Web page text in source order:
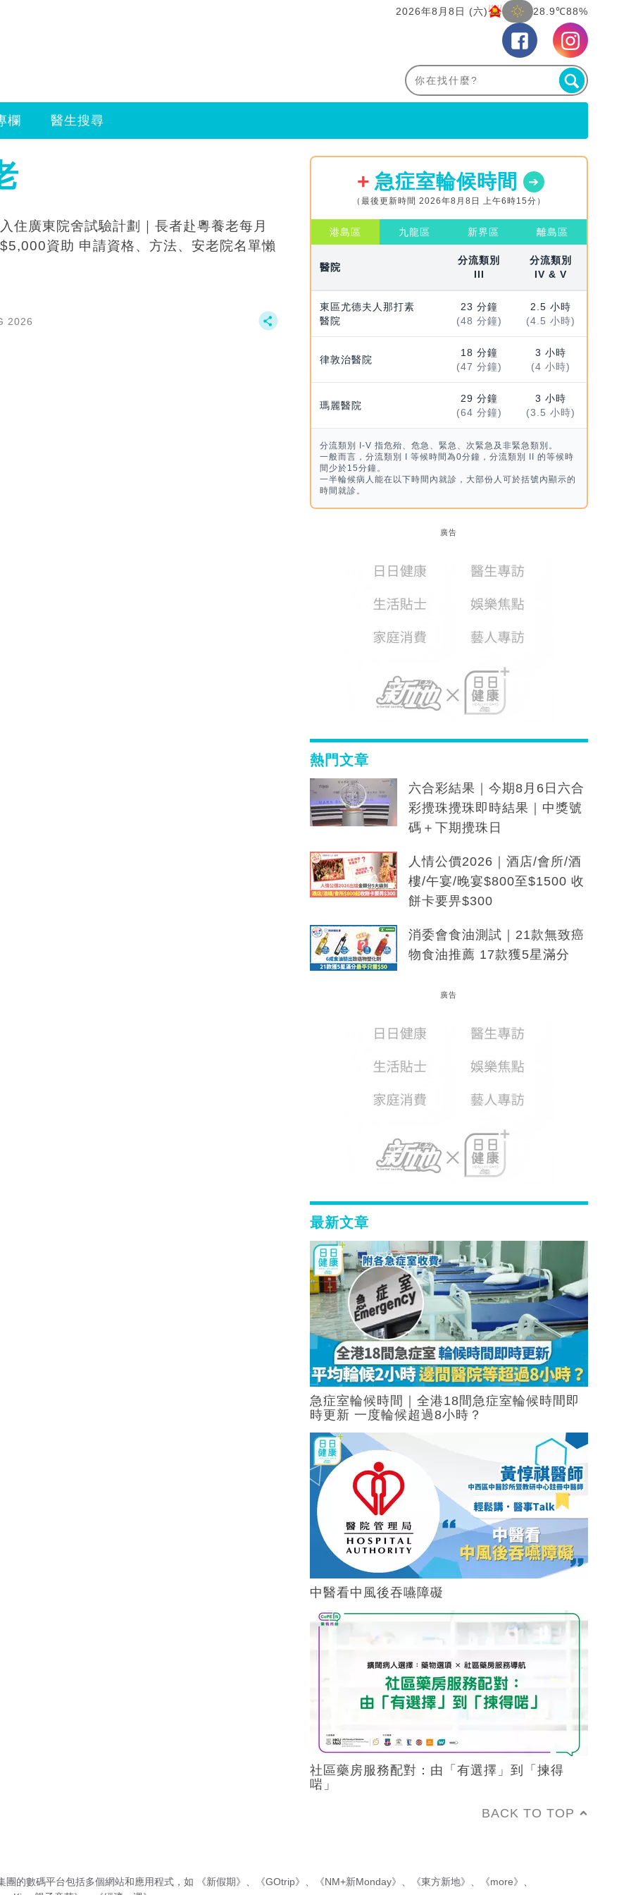
2026年8月8日 (六) 28.9℃88%
欄 醫生搜尋
住廣東院舍試驗計劃｜長者赴粵養老每月
資助 申請資格、方法、安老院名單懶
2026
急症室輪候時間
（最後更新時間 2026年8月8日 上午6時15分）
港島區 九龍區 新界區 離島區
醫院
分流類別
III
分流類別
IV & V
東區尤德夫人那打素
醫院
23 分鐘
(48 分鐘)
2.5 小時
(4.5 小時)
律敦治醫院
18 分鐘
(47 分鐘)
3 小時
(4 小時)
瑪麗醫院
29 分鐘
(64 分鐘)
3 小時
(3.5 小時)
分流類別 I-V 指危殆、危急、緊急、次緊急及非緊急類別。
一般而言，分流類別 I 等候時間為0分鐘，分流類別 II 的等候時
間少於15分鐘。
一半輪候病人能在以下時間內就診，大部份人可於括號內顯示的
時間就診。
廣告
熱門文章
六合彩結果｜今期8月6日六合
彩攪珠攪珠即時結果｜中獎號
碼＋下期攪珠日
人情公價2026｜酒店/會所/酒
樓/午宴/晚宴$800至$1500 收
餅卡要畀$300
消委會食油測試｜21款無致癌
物食油推薦 17款獲5星滿分
廣告
最新文章
急症室輪候時間｜全港18間急症室輪候時間即
時更新 一度輪候超過8小時？
中醫看中風後吞嚥障礙
社區藥房服務配對：由「有選擇」到「揀得
啱」
BACK TO TOP
團的數碼平台包括多個網站和應用程式，如 《新假期》 、 《GOtrip》 、 《NM+新Monday》 、 《東方新地》 、 《more》 、